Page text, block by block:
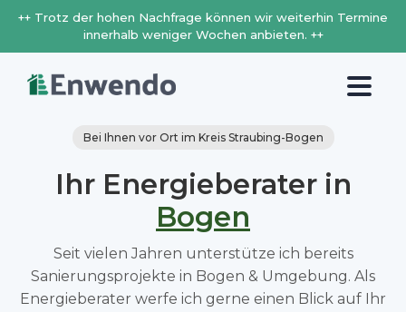
++ Trotz der hohen Nachfrage können wir weiterhin Termine
innerhalb weniger Wochen anbieten. ++
Bei Ihnen vor Ort im Kreis Straubing-Bogen
Ihr Energieberater in
Bogen
Seit vielen Jahren unterstütze ich bereits
Sanierungsprojekte in Bogen & Umgebung. Als
Energieberater werfe ich gerne einen Blick auf Ihr